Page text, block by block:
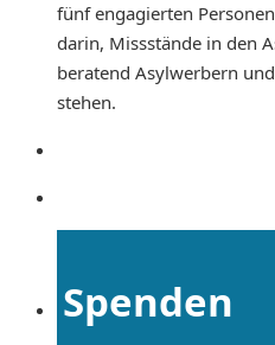
fünf engagierten
darin, Missstände in den
beratend Asylwerbern
stehen.
Spenden